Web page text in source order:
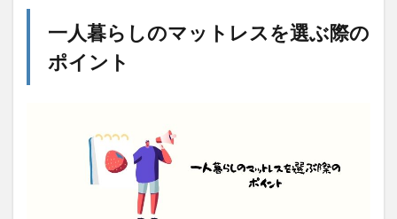
一人暮らしのマットレスを選ぶ際の
ポイント